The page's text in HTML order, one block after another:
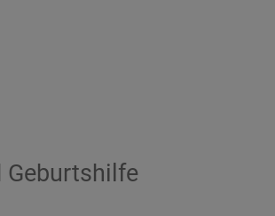
Geburtshilfe